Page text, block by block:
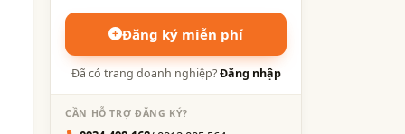
Đăng ký miễn phí
Đã có trang doanh nghiệp?Đăng nhập
CẦN HỖ TRỢ ĐĂNG KÝ?